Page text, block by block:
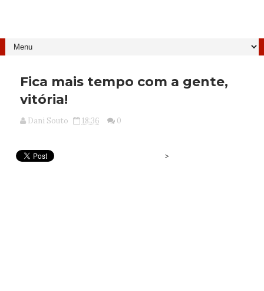
Fica mais tempo com a gente,
vitória!
Dani Souto 18:36 0
>